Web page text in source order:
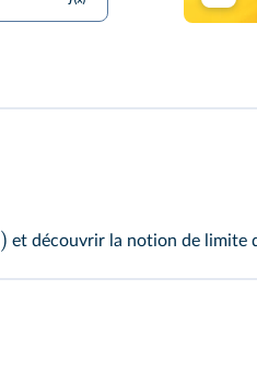
) et découvrir la notion de limite